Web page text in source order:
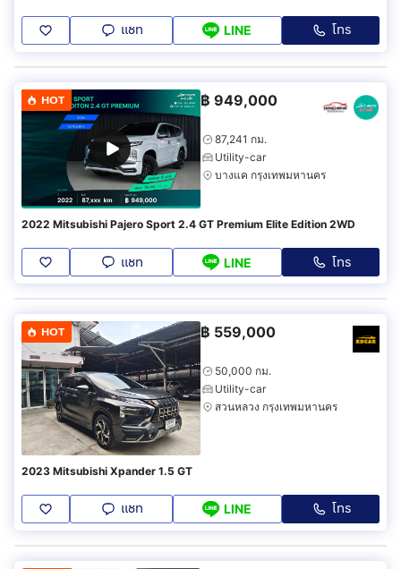
แชท LINE โทร
HOT ฿ 949,000
87,241 กม.
Utility-car
บางแค กรุงเทพมหานคร
2022 Mitsubishi Pajero Sport 2.4 GT Premium Elite Edition 2WD
แชท LINE โทร
HOT ฿ 559,000
50,000 กม.
Utility-car
สวนหลวง กรุงเทพมหานคร
2023 Mitsubishi Xpander 1.5 GT
แชท LINE โทร